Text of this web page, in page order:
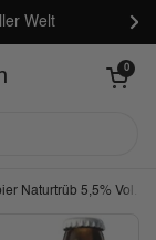
Welt
Warenkorb
0
Naturtrüb 5,5% Vol.